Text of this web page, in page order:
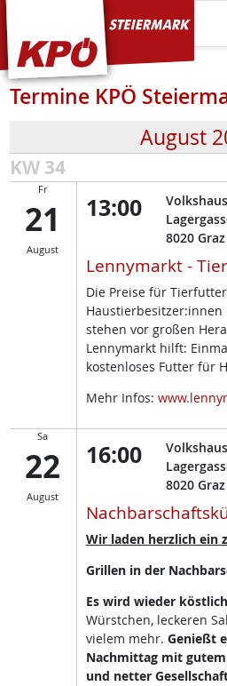
KPÖ Steiermark
Termine KPÖ
August
KW 34
Fr
21
August
13:00
8020 Graz
Lennymarkt -
Die Preise für
stehen vor großen
Lennymarkt hilft:
kostenloses Futter für
Mehr Infos:
Sa
22
August
16:00
8020 Graz
Wir laden herzlich ein
Grillen in der
Es wird wieder köstlich
Würstchen, leckeren
vielem mehr. Genießt
Nachmittag mit gutem
und netter